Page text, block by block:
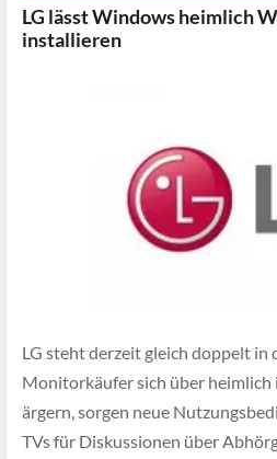
LG lässt Windows heimlich
installieren
LG steht derzeit gleich doppelt in
Monitorkäufer sich über
ärgern, sorgen neue
TVs für Diskussionen über